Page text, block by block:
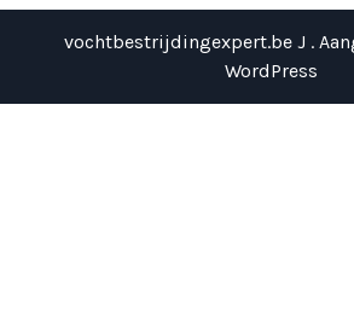
vochtbestrijdingexpert.be J .
WordPress